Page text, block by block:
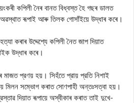
কপিলী নৈৰ বানত বিধ্বস্ত হৈ গছৰ ডালত
ৰূপাই আৰু তিলক গোসাঁইয়ে উদ্ধাৰ কৰে।
কৰাৰ উদ্দেশ্যে কপিলী নৈত জাপ দিয়াত
উদ্ধাৰ কৰে।
মাজত প্রণয় হয়। সিহঁতে প্রায় প্রতি নিশাই
মিলন সম্ভোগ কৰাত সোণপাহী অন্তঃসত্বা হয়।
দিয়াত ৰূপায়ে অস্বীকাৰ কৰাত তাই দুখে-